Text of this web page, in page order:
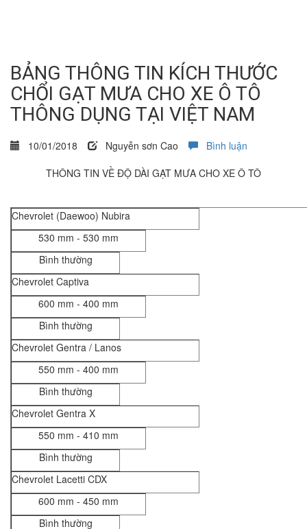
BẢNG THÔNG TIN KÍCH THƯỚC
CHỔI GẠT MƯA CHO XE Ô TÔ
THÔNG DỤNG TẠI VIỆT NAM
10/01/2018 Nguyễn sơn Cao
Bình luận
THÔNG TIN VỀ ĐỘ DÀI GẠT MƯA CHO XE Ô TÔ
Chevrolet (Daewoo) Nubira
530 mm - 530 mm
Bình thường
Chevrolet Captiva
600 mm - 400 mm
Bình thường
Chevrolet Gentra / Lanos
550 mm - 400 mm
Bình thường
Chevrolet Gentra X
550 mm - 410 mm
Bình thường
Chevrolet Lacetti CDX
600 mm - 450 mm
Bình thường